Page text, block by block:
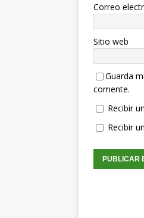
Correo
Sitio web
Guarda
comente.
Recibir
Recibir